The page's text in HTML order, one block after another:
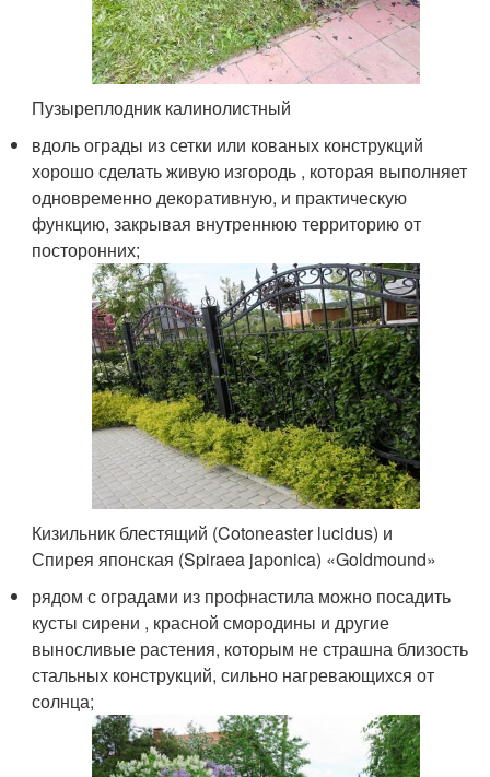
Пузыреплодник калинолистный
вдоль ограды из сетки или кованых конструкций
хорошо сделать живую изгородь , которая выполняет
одновременно декоративную, и практическую
функцию, закрывая внутреннюю территорию от
посторонних;
Кизильник блестящий (Cotoneaster lucidus) и
Спирея японская (Spiraea japonica) «Goldmound»
рядом с оградами из профнастила можно посадить
кусты сирени , красной смородины и другие
выносливые растения, которым не страшна близость
стальных конструкций, сильно нагревающихся от
солнца;